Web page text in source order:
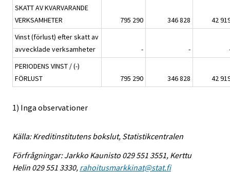
SKATT AV KVARVARANDE
VERKSAMHETER
795 290 346 828
42
Vinst (förlust) efter skatt av
avvecklade verksamheter
- -
PERIODENS VINST / (-)
FÖRLUST
795 290 346 828 42
1) Inga observationer
Källa: Kreditinstitutens bokslut, Statistikcentralen
Förfrågningar: Jarkko Kaunisto 029 551 3551, Kerttu
Helin 029 551 3330, rahoitusmarkkinat@stat.fi